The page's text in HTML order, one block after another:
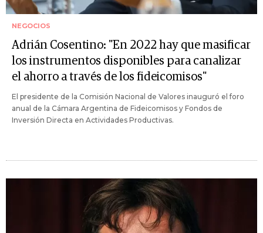
NEGOCIOS
Adrián Cosentino: "En 2022 hay que masificar
los instrumentos disponibles para canalizar
el ahorro a través de los fideicomisos"
El presidente de la Comisión Nacional de Valores inauguró el foro
anual de la Cámara Argentina de Fideicomisos y Fondos de
Inversión Directa en Actividades Productivas.